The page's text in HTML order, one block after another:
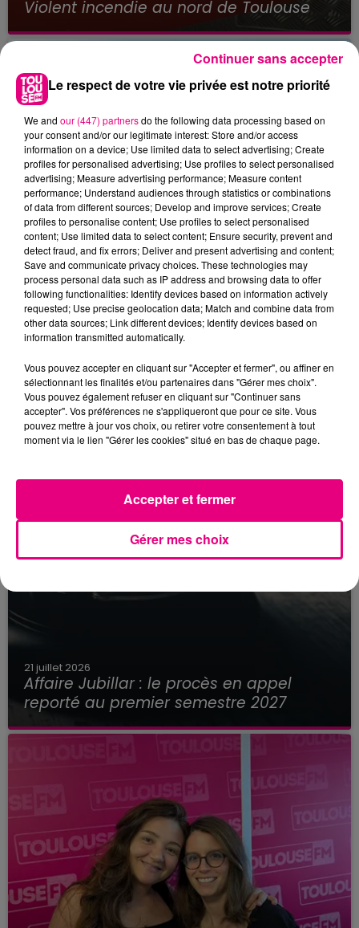
Violent incendie au nord de Toulouse
22 juillet 2026
Toulouse : circulation perturbée dans le
21 juillet 2026
Affaire Jubillar : le procès en appel
reporté au premier semestre 2027
Le respect de votre vie privée est notre priorité
We and our (447) partnersdo the following data processing based on
your consent and/or our legitimate interest: Store and/or access
information on a device; Use limited data to select advertising; Create
profiles for personalised advertising; Use profiles to select personalised
advertising; Measure advertising performance; Measure content
performance; Understand audiences through statistics or combinations
of data from different sources; Develop and improve services; Create
profiles to personalise content; Use profiles to select personalised
content; Use limited data to select content; Ensure security, prevent and
detect fraud, and fix errors; Deliver and present advertising and content;
Save and communicate privacy choices. These technologies may
process personal data such as IP address and browsing data to offer
following functionalities: Identify devices based on information actively
requested; Use precise geolocation data; Match and combine data from
other data sources; Link different devices; Identify devices based on
information transmitted automatically.
Vous pouvez accepter en cliquant sur "Accepter et fermer", ou affiner en
sélectionnant les finalités et/ou partenaires dans "Gérer mes choix".
Vous pouvez également refuser en cliquant sur "Continuer sans
accepter". Vos préférences ne s'appliqueront que pour ce site. Vous
pouvez mettre à jour vos choix, ou retirer votre consentement à tout
moment via le lien "Gérer les cookies" situé en bas de chaque page.
Gérer mes choix
Accepter et fermer
Continuer sans accepter